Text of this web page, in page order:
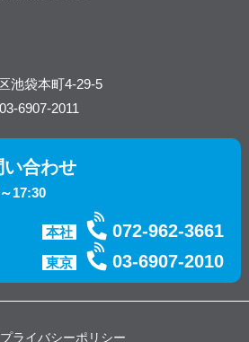
池袋本町4-29-5
6907-2011
合わせ
17:30
本社 072-962-3661
東京 03-6907-2010
プライバシーポリシー